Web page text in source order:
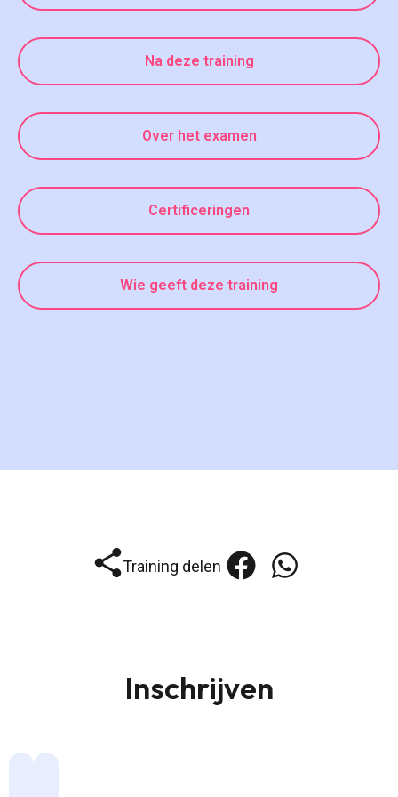
Na deze training
Over het examen
Certificeringen
Wie geeft deze training
Training delen
Inschrijven